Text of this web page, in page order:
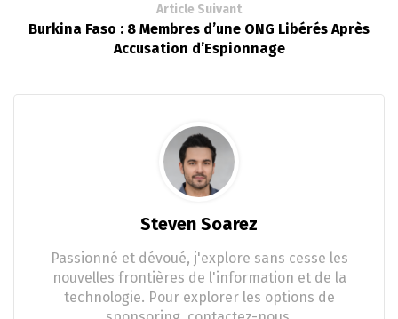
Article Suivant
Burkina Faso : 8 Membres d’une ONG Libérés Après
Accusation d’Espionnage
Steven Soarez
Passionné et dévoué, j'explore sans cesse les
nouvelles frontières de l'information et de la
technologie. Pour explorer les options de